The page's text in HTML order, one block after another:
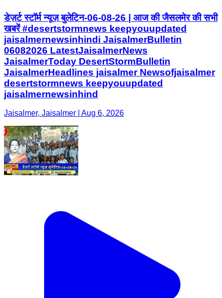
डेज़र्ट स्टॉर्म न्यूज़ बुलेटिन-06-08-26 | आज की जैसलमेर की सभी
खबरें #desertstormnews keepyouupdated
jaisalmernewsinhindi JaisalmerBulletin
06082026 LatestJaisalmerNews
JaisalmerToday DesertStormBulletin
JaisalmerHeadlines jaisalmer Newsofjaisalmer
desertstormnews keepyouupdated
jaisalmernewsinhind
Jaisalmer, Jaisalmer | Aug 6, 2026